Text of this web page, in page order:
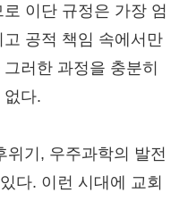
이단 규정은 가장 엄
공적 책임 속에서만
러한 과정을 충분히
없다.
위기, 우주과학의 발전
다. 이런 시대에 교회